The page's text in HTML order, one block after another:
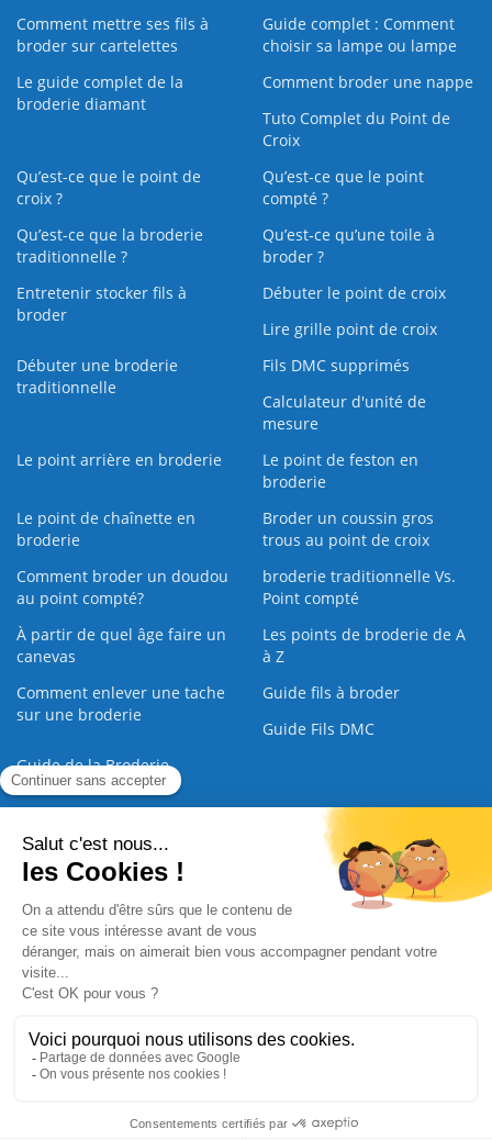
Comment mettre ses fils à
broder sur cartelettes
Guide complet : Comment
choisir sa lampe ou lampe
Le guide complet de la
broderie diamant
Comment broder une nappe
Tuto Complet du Point de
Croix
Qu’est-ce que le point de
croix ?
Qu’est-ce que le point
compté ?
Qu’est-ce que la broderie
traditionnelle ?
Qu’est‑ce qu’une toile à
broder ?
Entretenir stocker fils à
broder
Débuter le point de croix
Lire grille point de croix
Débuter une broderie
traditionnelle
Fils DMC supprimés
Calculateur d'unité de
mesure
Le point arrière en broderie
Le point de feston en
broderie
Le point de chaînette en
broderie
Broder un coussin gros
trous au point de croix
Comment broder un doudou
au point compté?
broderie traditionnelle Vs.
Point compté
À partir de quel âge faire un
canevas
Les points de broderie de A
à Z
Comment enlever une tache
sur une broderie
Guide fils à broder
Guide Fils DMC
Guide de la Broderie
Commande Papier | Nous contacter |
Paiement sécurisé |
2008 - 2026 © CreaMagic. ALL Rights Reserved.